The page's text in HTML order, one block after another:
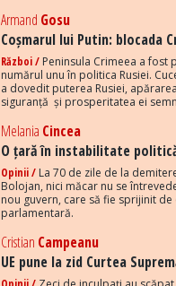
Armand Gosu
Coșmarul lui Putin: blocada
Război / Peninsula Crimeea a fost
numărul unu în politica Rusiei.
a dovedit puterea Rusiei,
siguranță și prosperitatea ei
Melania Cincea
O țară în instabilitate
Opinii / La 70 de zile de la
Bolojan, nici măcar nu se
nou guvern, care să fie sprijinit
parlamentară.
Cristian Campeanu
UE pune la zid Curtea